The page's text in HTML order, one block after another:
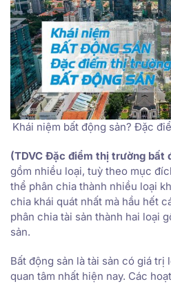
Khái niệm bất động sản? Đặc
(TDVC Đặc điểm thị trường bất
gồm nhiều loại, tuỳ theo mục
thể phân chia thành nhiều loại
chia khái quát nhất mà hầu hết
phân chia tài sản thành hai loại
sản.
Bất động sản là tài sản có giá trị
quan tâm nhất hiện nay. Các